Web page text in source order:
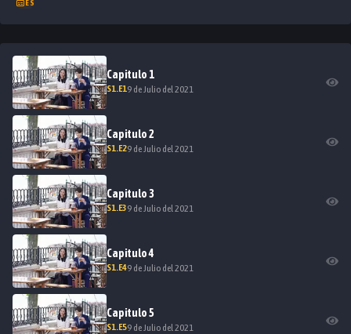
ES
Capitulo 1
S1.E19 de Julio del 2021
Capitulo2
S1.E29 de Julio del 2021
Capitulo3
S1.E39 de Julio del 2021
Capitulo4
S1.E49 de Julio del 2021
Capitulo5
S1.E59 de Julio del 2021